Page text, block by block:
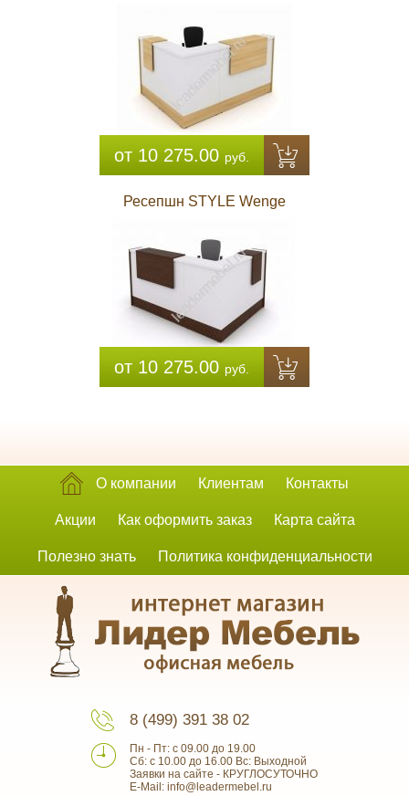
от 10 275.00 руб.
Ресепшн STYLE Wenge
от 10 275.00 руб.
О компании Клиентам Контакты
Акции Как оформить заказ Карта сайта
Полезно знать Политика конфиденциальности
8 (499) 391 38 02
Пн - Пт: с 09.00 до 19.00
Сб: с 10.00 до 16.00 Вс: Выходной
Заявки на сайте - КРУГЛОСУТОЧНО
E-Mail: info@leadermebel.ru